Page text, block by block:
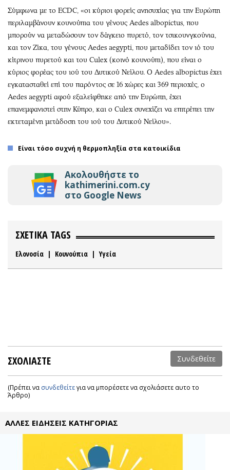
Σύμφωνα με το ECDC, «οι κύριοι φορείς ανησυχίας για την Ευρώπη
περιλαμβάνουν κουνούπια του γένους Aedes albopictus, που
μπορούν να μεταδώσουν τον δάγκειο πυρετό, τον τσικουνγκούνια,
και τον Ζίκα, του γένους Aedes aegypti, που μεταδίδει τον ιό του
κίτρινου πυρετού και του Culex (κοινό κουνούπι), που είναι ο
κύριος φορέας του ιού του Δυτικού Νείλου. Ο Aedes albopictus έχει
εγκατασταθεί επί του παρόντος σε 16 χώρες και 369 περιοχές, ο
Aedes aegypti αφού εξαλείφθηκε από την Ευρώπη, έχει
επανεμφανιστεί στην Κύπρο, και o Culex συνεχίζει να επιτρέπει την
εκτεταμένη μετάδοση του ιού του Δυτικού Νείλου».
Είναι τόσο συχνή η θερμοπληξία στα κατοικίδια
Ακολουθήστε το
kathimerini.com.cy
στο Google News
ΣΧΕΤΙΚΑ TAGS
Ελονοσία | Κουνούπια |Υγεία
ΣΧΟΛΙΑΣΤΕ Συνδεθείτε
(Πρέπει να συνδεθείτεγια να μπορέσετε να σχολιάσετε αυτο το
Άρθρο)
ΑΛΛΕΣ ΕΙΔΗΣΕΙΣ ΚΑΤΗΓΟΡΙΑΣ